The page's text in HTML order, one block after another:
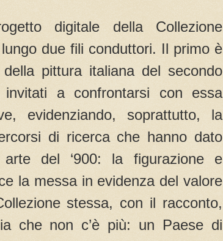
digitale della Collezione
due fili conduttori. Il primo è
pittura italiana del secondo
a confrontarsi con essa
evidenziando, soprattutto, la
di ricerca che hanno dato
del ‘900: la figurazione e
la messa in evidenza del valore
stessa, con il racconto,
che non c’è più: un Paese di